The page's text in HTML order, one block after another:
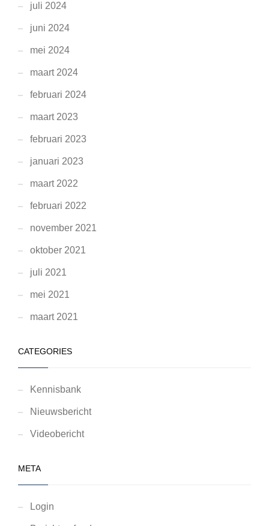
juli 2024
juni 2024
mei 2024
maart 2024
februari 2024
maart 2023
februari 2023
januari 2023
maart 2022
februari 2022
november 2021
oktober 2021
juli 2021
mei 2021
maart 2021
CATEGORIES
Kennisbank
Nieuwsbericht
Videobericht
META
Login